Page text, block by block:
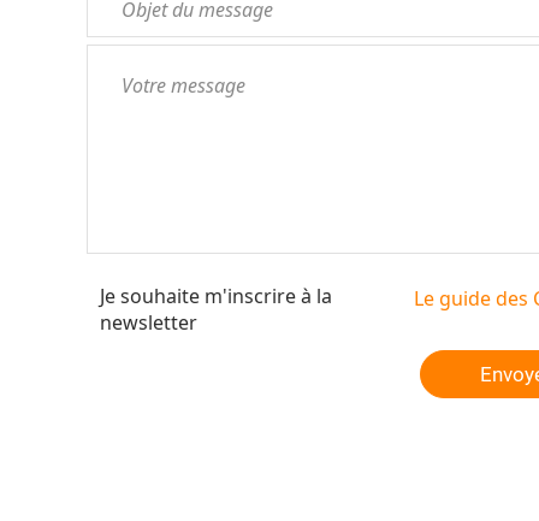
Le guide des
Je souhaite m'inscrire à la
newsletter